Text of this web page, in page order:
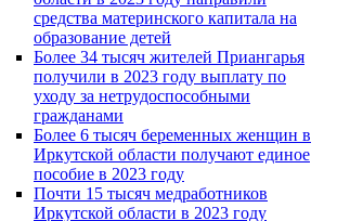
средства материнского капитала на
образование детей
Более 34 тысяч жителей Приангарья
получили в 2023 году выплату по
уходу за нетрудоспособными
гражданами
Более 6 тысяч беременных женщин в
Иркутской области получают единое
пособие в 2023 году
Почти 15 тысяч медработников
Иркутской области в 2023 году